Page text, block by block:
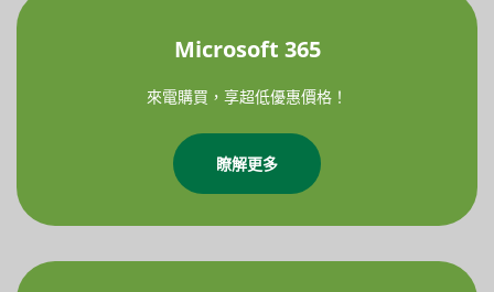
Microsoft 365
來電購買，享超低優惠價格！
瞭解更多